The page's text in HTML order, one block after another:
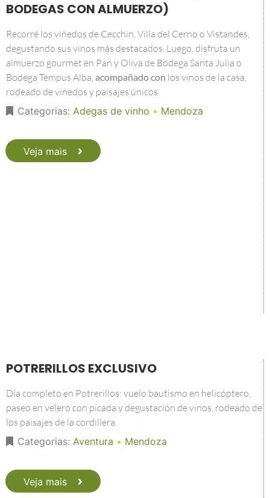
BODEGAS CON ALMUERZO)
Recorré los viñedos de Cecchin, Villa del Cerno o Vistandes,
degustando sus vinos más destacados. Luego, disfruta un
almuerzo gourmet en Pan y Oliva de Bodega Santa Julia o
Bodega Tempus Alba, acompañado con los vinos de la casa,
rodeado de viñedos y paisajes únicos.
Categorias: Adegas de vinho • Mendoza
Veja mais
POTRERILLOS EXCLUSIVO
Día completo en Potrerillos: vuelo bautismo en helicóptero,
paseo en velero con picada y degustación de vinos, rodeado de
los paisajes de la cordillera.
Categorias: Aventura • Mendoza
Veja mais